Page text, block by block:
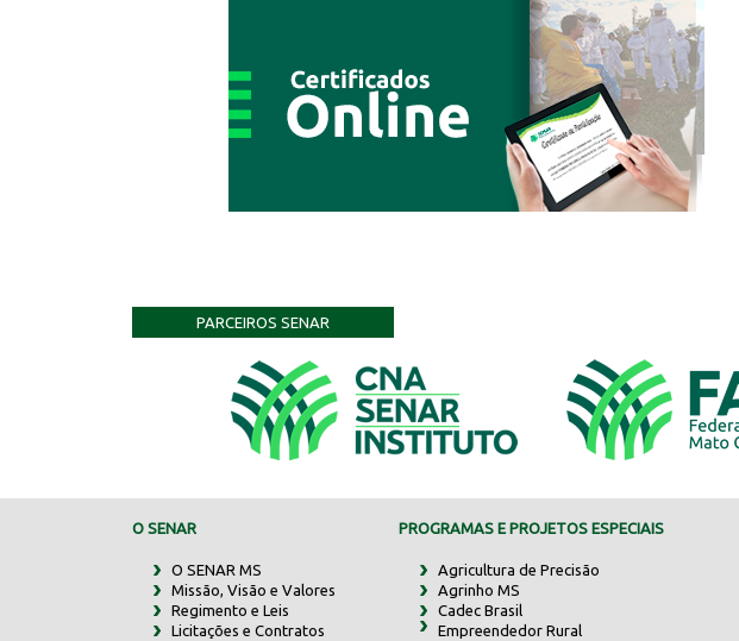
PARCEIROS SENAR
O SENAR
O SENAR MS
Missão, Visão e Valores
Regimento e Leis
Licitações e Contratos
PROGRAMAS E PROJETOS ESPECIAIS
Agricultura de Precisão
Agrinho MS
Cadec Brasil
Empreendedor Rural